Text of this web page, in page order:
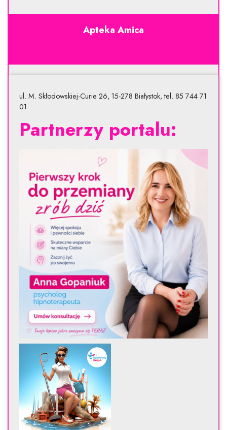
Apteka Amica
ul. M. Skłodowskiej-Curie 26, 15-278 Białystok, tel. 85 744 71
01
Partnerzy portalu: